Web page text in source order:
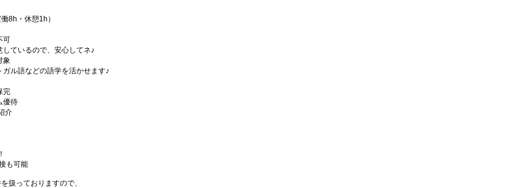
8h・休憩1h）
可
ているので、安心してネ♪
象
ル語などの語学を活かせます♪
完
優待
介
も可能
扱っておりますので、